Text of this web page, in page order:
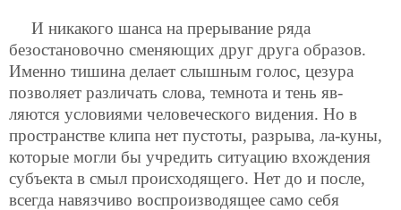
И никакого шанса на прерывание ряда
безостановочно сменяющих друг друга образов.
Именно тишина делает слышным голос, цезура
позволяет различать слова, темнота и тень яв-
ляются условиями человеческого видения. Но в
пространстве клипа нет пустоты, разрыва, ла-куны,
которые могли бы учредить ситуацию вхождения
субъекта в смыл происходящего. Нет до и после,
всегда навязчиво воспроизводящее само себя